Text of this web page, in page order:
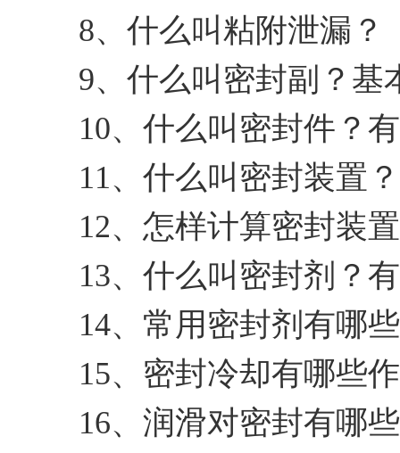
8、什么叫粘附泄漏？
9、什么叫密封副？基
10、什么叫密封件？
11、什么叫密封装置
12、怎样计算密封装
13、什么叫密封剂？
14、常用密封剂有哪
15、密封冷却有哪些
16、润滑对密封有哪